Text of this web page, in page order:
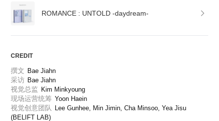
ROMANCE : UNTOLD -daydream-
CREDIT
撰文 Bae Jiahn
采访 Bae Jiahn
视觉总监 Kim Minkyoung
现场运营统筹 Yoon Haein
视觉创意团队 Lee Gunhee, Min Jimin, Cha Minsoo, Yea Jisu
(BELIFT LAB)